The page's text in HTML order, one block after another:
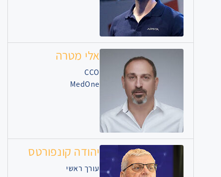
אלי מטרה
CCO
MedOne
יהודה קונפורטס
עורך ראשי